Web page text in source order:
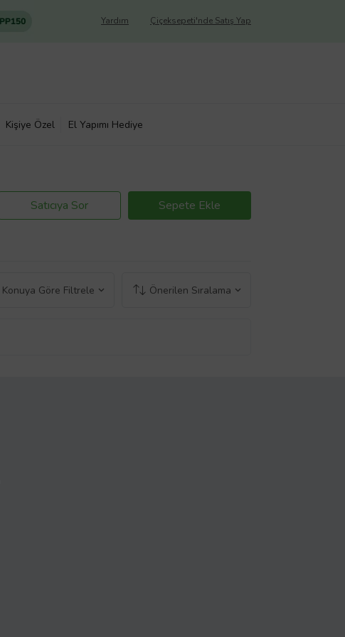
Çiçeksepeti'nde Satış Yap
Yardım
Kişiye Özel El Yapımı Hediye
Satıcıya Sor Sepete Ekle
Konuya Göre Filtrele Önerilen Sıralama